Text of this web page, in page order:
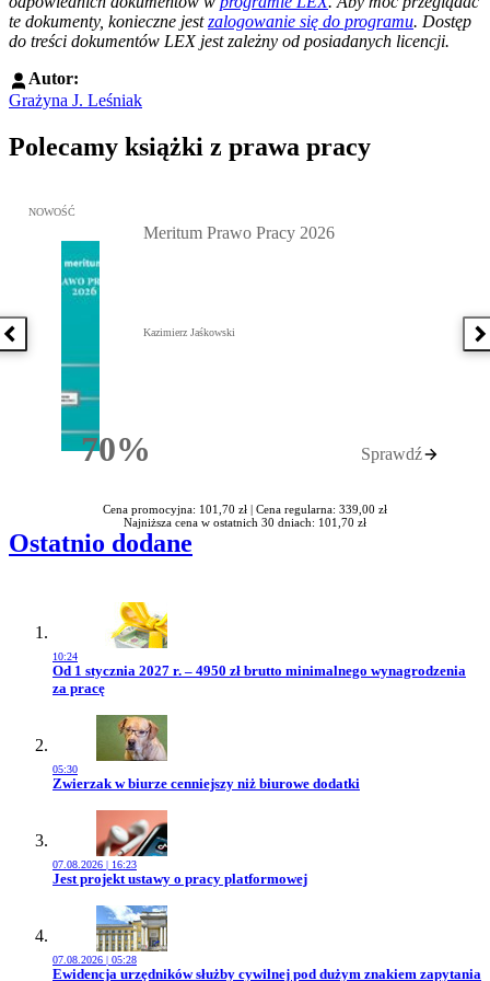
te dokumenty, konieczne jestzalogowanie się do programu. Dostęp
do treści dokumentów LEX jest zależny od posiadanych licencji.
Autor:
Grażyna J. Leśniak
Polecamy książki z prawa pracy
Poprzednia książka
Przejdź do: Meritum Prawo Pracy 2026, Kazimierz Jaśkowski -
NOWOŚĆ
70%Rabatu
Meritum Prawo Pracy 2026
Kazimierz Jaśkowski
Sprawdź
Cena promocyjna: 101,70 zł | Cena regularna: 339,00 zł
Najniższa cena w ostatnich 30 dniach: 101,70 zł
Ostatnio dodane
10:24
Przejdź do artykułu:
Od 1 stycznia 2027 r. – 4950 zł brutto minimalnego wynagrodzenia
za pracę
05:30
Przejdź do artykułu:
Zwierzak w biurze cenniejszy niż biurowe dodatki
07.08.2026 | 16:23
Przejdź do artykułu:
Jest projekt ustawy o pracy platformowej
07.08.2026 | 05:28
Przejdź do artykułu:
Ewidencja urzędników służby cywilnej pod dużym znakiem zapytania